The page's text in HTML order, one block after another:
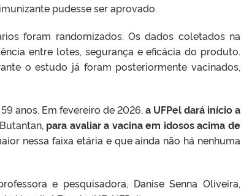
pudesse ser aprovado.
foram randomizados. Os dados coletados na
entre lotes, segurança e eficácia do produto.
o estudo já foram posteriormente vacinados,
anos. Em fevereiro de 2026, a UFPel dará início a
para avaliar a vacina em idosos acima de
nessa faixa etária e que ainda não há nenhuma
e pesquisadora, Danise Senna Oliveira,